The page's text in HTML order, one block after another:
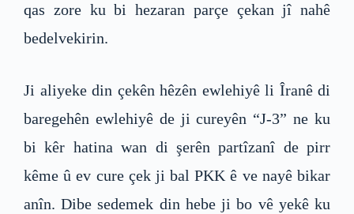
qas zore ku bi hezaran parçe çekan jî nahê
bedelvekirin.
Ji aliyeke din çekên hêzên ewlehiyê li Îranê di
baregehên ewlehiyê de ji cureyên “J-3” ne ku
bi kêr hatina wan di şerên partîzanî de pirr
kême û ev cure çek ji bal PKK ê ve nayê bikar
anîn. Dibe sedemek din hebe ji bo vê yekê ku